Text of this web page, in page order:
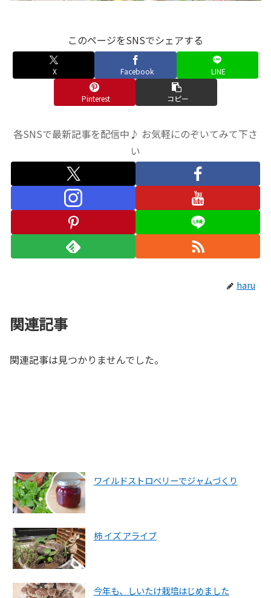
このページをSNSでシェアする
X Facebook LINE
Pinterest コピー
各SNSで最新記事を配信中♪ お気軽にのぞいてみて下さ
い
haru
関連記事
関連記事は見つかりませんでした。
ワイルドストロベリーでジャムづくり
柿 イズ アライブ
今年も、しいたけ栽培はじめました